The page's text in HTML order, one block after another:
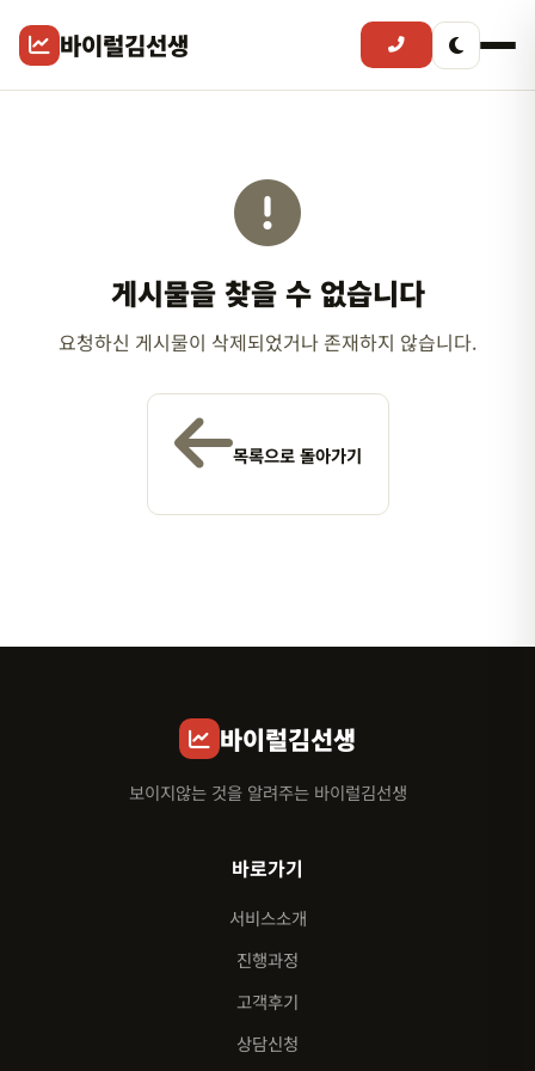
바이럴김선생
게시물을 찾을 수 없습니다
요청하신 게시물이 삭제되었거나 존재하지 않습니다.
목록으로 돌아가기
바이럴김선생
보이지않는 것을 알려주는 바이럴김선생
바로가기
서비스소개
진행과정
고객후기
상담신청